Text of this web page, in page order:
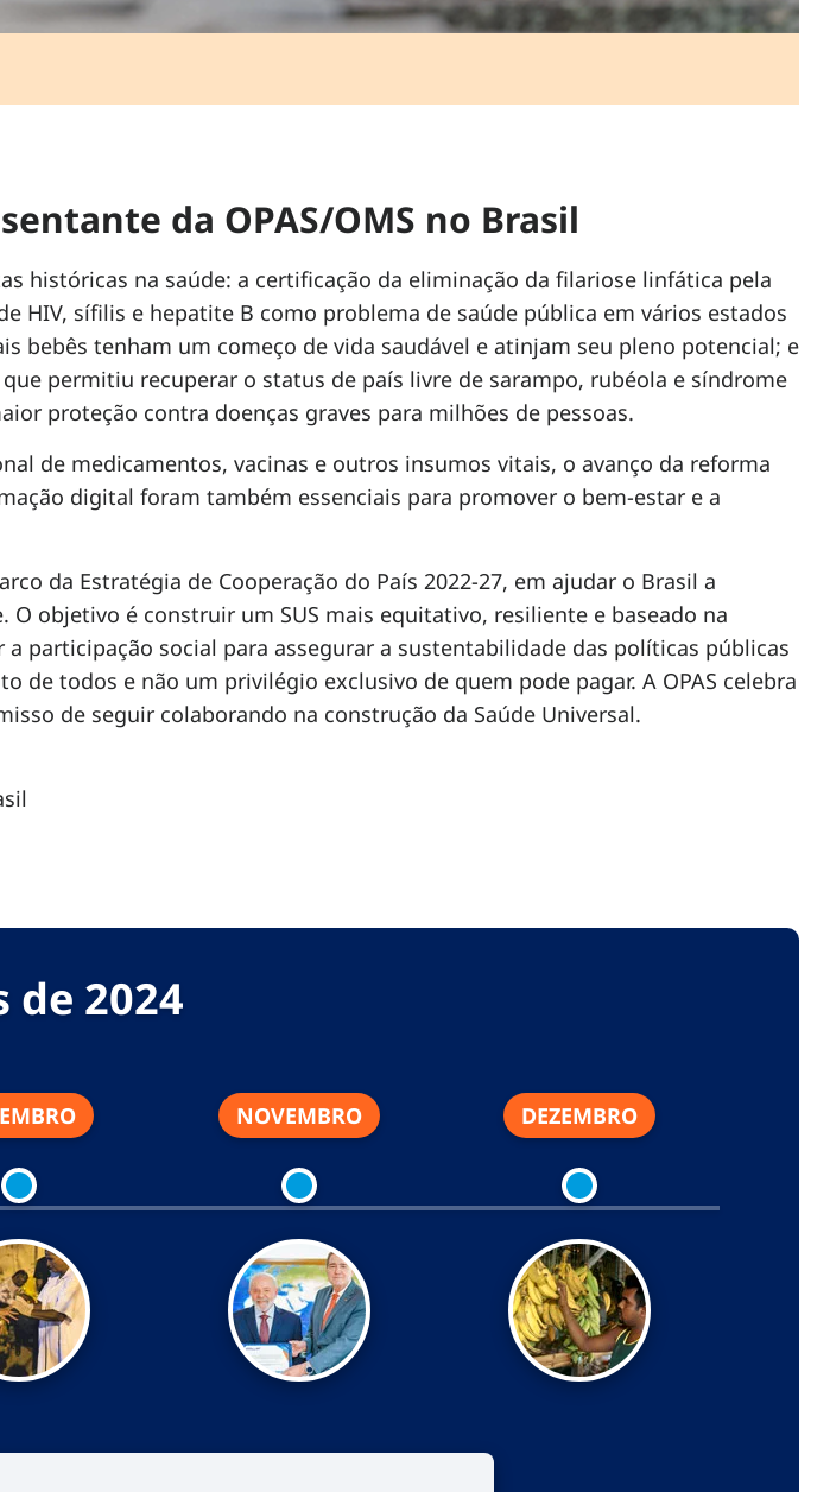
da OPAS/OMS no Brasil
históricas na saúde: a certificação da eliminação da filariose linfática pela
HIV, sífilis e hepatite B como problema de saúde pública em vários estados
bebês tenham um começo de vida saudável e atinjam seu pleno potencial; e
permitiu recuperar o status de país livre de sarampo, rubéola e síndrome
proteção contra doenças graves para milhões de pessoas.
de medicamentos, vacinas e outros insumos vitais, o avanço da reforma
digital foram também essenciais para promover o bem-estar e a
da Estratégia de Cooperação do País 2022-27, em ajudar o Brasil a
O objetivo é construir um SUS mais equitativo, resiliente e baseado na
participação social para assegurar a sustentabilidade das políticas públicas
de todos e não um privilégio exclusivo de quem pode pagar. A OPAS celebra
de seguir colaborando na construção da Saúde Universal.
de 2024
NOVEMBRO DEZEMBRO